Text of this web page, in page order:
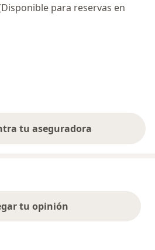
para reservas en
tu aseguradora
tu opinión